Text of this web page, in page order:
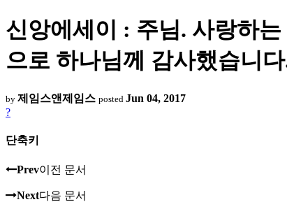
신앙에세이 : 주님. 사랑하
으로 하나님께 감사했습니
by 제임스앤제임스 posted Jun 04, 2017
?
단축키
Prev이전 문서
Next다음 문서